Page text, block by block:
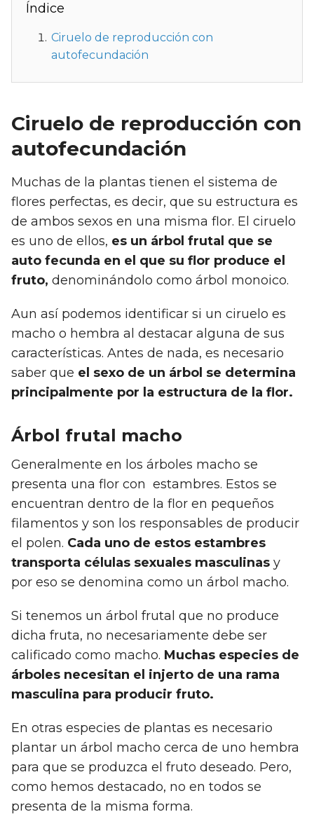
Índice
Ciruelo de reproducción con
autofecundación
Ciruelo de reproducción con
autofecundación
Muchas de la plantas tienen el sistema de
flores perfectas, es decir, que su estructura es
de ambos sexos en una misma flor. El ciruelo
es uno de ellos, es un árbol frutal que se
auto fecunda en el que su flor produce el
fruto, denominándolo como árbol monoico.
Aun así podemos identificar si un ciruelo es
macho o hembra al destacar alguna de sus
características. Antes de nada, es necesario
saber que el sexo de un árbol se determina
principalmente por la estructura de la flor.
Árbol frutal macho
Generalmente en los árboles macho se
presenta una flor con estambres. Estos se
encuentran dentro de la flor en pequeños
filamentos y son los responsables de producir
el polen. Cada uno de estos estambres
transporta células sexuales masculinas y
por eso se denomina como un árbol macho.
Si tenemos un árbol frutal que no produce
dicha fruta, no necesariamente debe ser
calificado como macho. Muchas especies de
árboles necesitan el injerto de una rama
masculina para producir fruto.
En otras especies de plantas es necesario
plantar un árbol macho cerca de uno hembra
para que se produzca el fruto deseado. Pero,
como hemos destacado, no en todos se
presenta de la misma forma.